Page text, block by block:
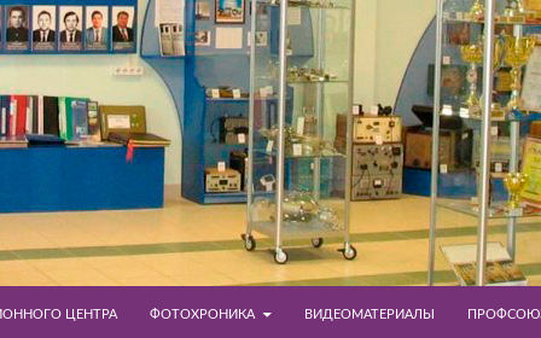
ЦЕНТРА ФОТОХРОНИКА ВИДЕОМАТЕРИАЛЫ